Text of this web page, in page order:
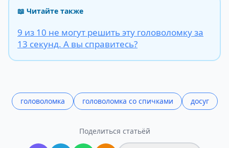
📖 Читайте также
9 из 10 не могут решить эту головоломку за
13 секунд. А вы справитесь?
головоломка головоломка со спичками досуг
Поделиться статьёй